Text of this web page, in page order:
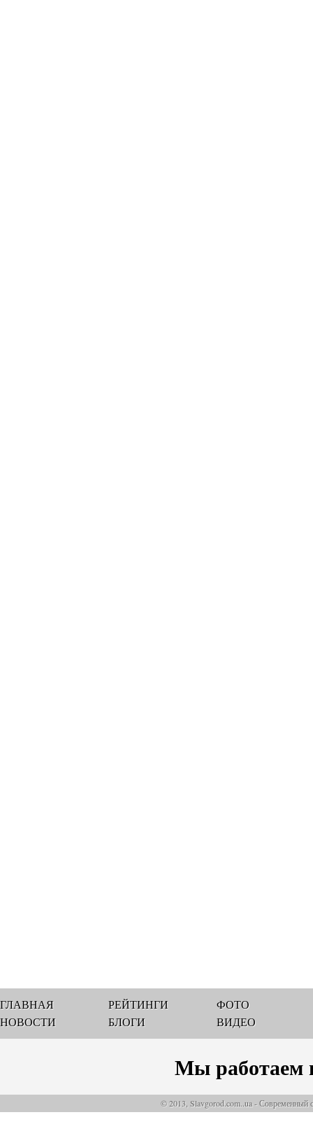
ГЛАВНАЯ
НОВОСТИ
РЕЙТИНГИ
БЛОГИ
ФОТО
ВИДЕО
Мы работаем
© 2013, Slavgorod.com..ua - Современный